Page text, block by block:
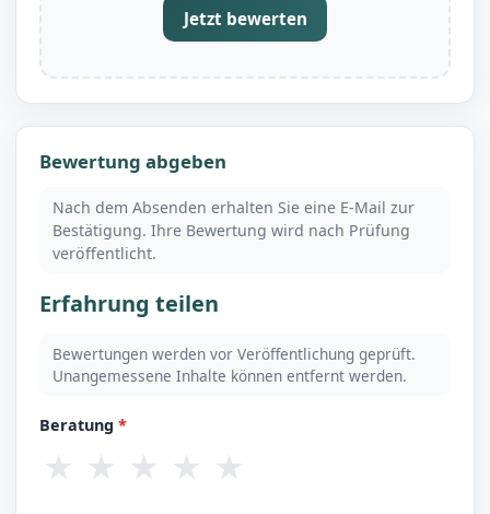
Jetzt bewerten
Bewertung abgeben
Nach dem Absenden erhalten Sie eine E-Mail zur
Bestätigung. Ihre Bewertung wird nach Prüfung
veröffentlicht.
Erfahrung teilen
Bewertungen werden vor Veröffentlichung geprüft.
Unangemessene Inhalte können entfernt werden.
Beratung*
★ ★ ★ ★ ★